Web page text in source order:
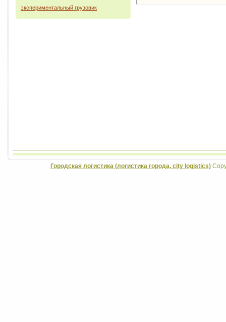
экспериментальный грузовик
Городская логистика (логистика города, city logistics)